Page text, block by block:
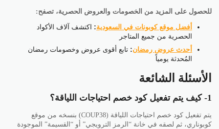
للحصول على المزيد من الخصومات والعروض الحصرية، تصفح:
أفضل موقع كوبونات في السعودية: اكتشف آلاف الأكواد
الحصرية من جميع المتاجر
أحدث عروض رمضان: تابع أقوى عروض وخصومات رمضان
المُحدثة يومياً
الأسئلة الشائعة
1- كيف يتم تفعيل كود خصم احتياجات اللياقة؟
يتم تفعيل كود خصم احتياجات اللياقة (COUP38) بنسخه من موقع
كوبوناري، ثم لصقه في خانة “الرمز الترويجي” أو “القسيمة” الموجودة